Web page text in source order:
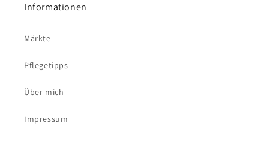
Informationen
Märkte
Pflegetipps
Über mich
Impressum